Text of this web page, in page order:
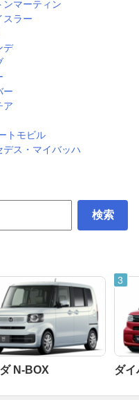
ンマーティン
スラー
デ
ー
ア
トモビル
デス・マイバッハ
検索
N-BOX ダイ